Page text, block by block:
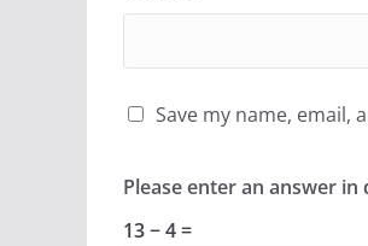
Save my name,
Please enter an answer in
13 − 4 =